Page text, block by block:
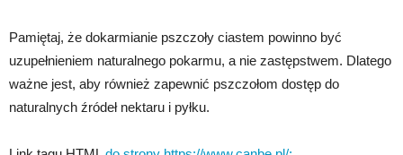
Pamiętaj, że dokarmianie pszczoły ciastem powinno być
uzupełnieniem naturalnego pokarmu, a nie zastępstwem. Dlatego
ważne jest, aby również zapewnić pszczołom dostęp do
naturalnych źródeł nektaru i pyłku.